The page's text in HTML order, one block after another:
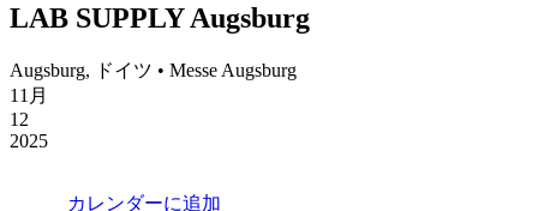
LAB SUPPLY Augsburg
Augsburg, ドイツ • Messe Augsburg
11月
12
2025
カレンダーに追加